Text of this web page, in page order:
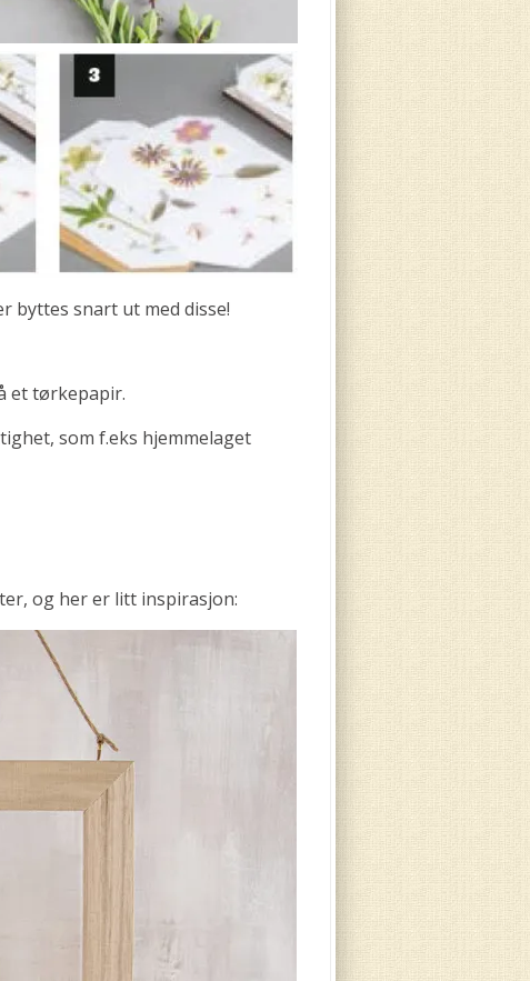
byttes snart ut med disse!
et tørkepapir.
som f.eks hjemmelaget
og her er litt inspirasjon: